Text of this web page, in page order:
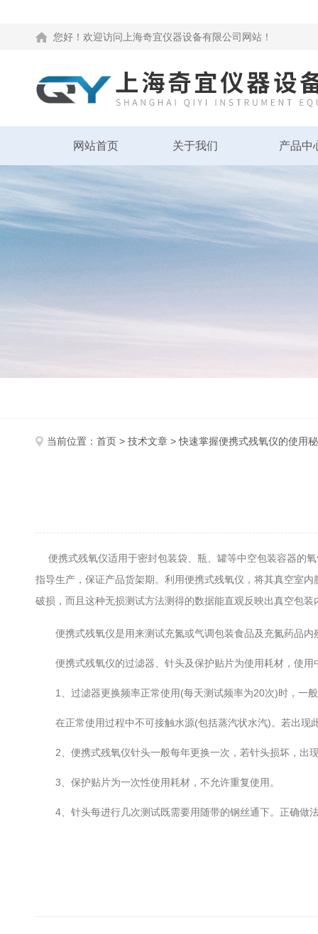
您好！欢迎访问上海奇宜仪器设备有限公司网站！
网站首页 关于我们 产品中
当前位置： 首页 > 技术文章 > 快速掌握便携式残氧仪的使用
便携式残氧仪适用于密封包装袋、瓶、罐等中空包装容器的
指导生产，保证产品货架期。利用便携式残氧仪，将其真空室
破损，而且这种无损测试方法测得的数据能直观反映出真空包
便携式残氧仪是用来测试充氮或气调包装食品及充氮药品内
便携式残氧仪的过滤器、针头及保护贴片为使用耗材，使用
1、过滤器更换频率正常使用(每天测试频率为20次)时，一般
在正常使用过程中不可接触水源(包括蒸汽状水汽)。若出现
2、便携式残氧仪针头一般每年更换一次，若针头损坏，出
3、保护贴片为一次性使用耗材，不允许重复使用。
4、针头每进行几次测试既需要用随带的钢丝通下。正确做